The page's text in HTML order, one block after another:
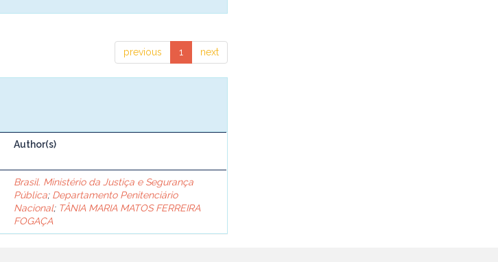
previous 1 next
Author(s)
Brasil. Ministério da Justiça e Segurança
Pública; Departamento Penitenciário
Nacional; TÂNIA MARIA MATOS FERREIRA
FOGAÇA